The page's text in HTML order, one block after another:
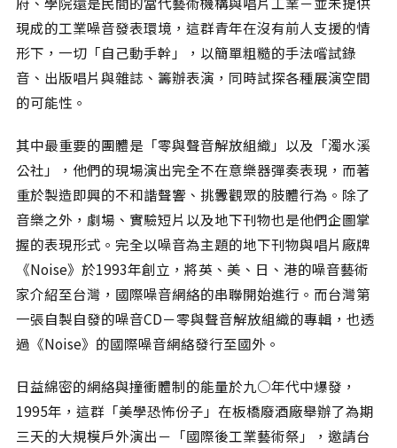
現成的工業噪音發表環境，這群青年在沒有前人支援的情
形下，一切「自己動手幹」，以簡單粗糙的手法嚐試錄
音、出版唱片與雜誌、籌辦表演，同時試探各種展演空間
的可能性。
其中最重要的團體是「零與聲音解放組織」以及「濁水溪
公社」，他們的現場演出完全不在意樂器彈奏表現，而著
重於製造即興的不和諧聲響、挑釁觀眾的肢體行為。除了
音樂之外，劇場、實驗短片以及地下刊物也是他們企圖掌
握的表現形式。完全以噪音為主題的地下刊物與唱片廠牌
《Noise》於1993年創立，將英、美、日、港的噪音藝術
家介紹至台灣，國際噪音網絡的串聯開始進行。而台灣第
一張自製自發的噪音CD－零與聲音解放組織的專輯，也透
過《Noise》的國際噪音網絡發行至國外。
日益綿密的網絡與撞衝體制的能量於九○年代中爆發，
1995年，這群「美學恐怖份子」在板橋廢酒廠舉辦了為期
三天的大規模戶外演出－「國際後工業藝術祭」，邀請台